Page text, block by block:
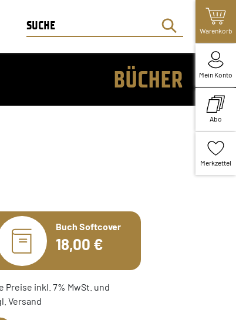
Warenkorb
Mein Konto
Abo
Merkzettel
BÜCHER
Buch Softcover
18,00 €
Preise inkl. 7% MwSt. und
Versand